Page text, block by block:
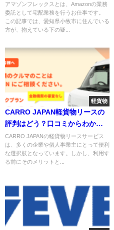
アマゾンフレックスとは、Amazonの業務
委託として宅配業務を行うお仕事です。
この記事では、愛知県小牧市に住んでいる
方が、抱えている下の疑...
軽貨物
CARRO JAPAN軽貨物リースの
評判はどう？口コミからわかる
メリデメ
CARRO JAPANの軽貨物リースサービス
は、多くの企業や個人事業主にとって便利
な選択肢となっています。しかし、利用す
る前にそのメリットと...